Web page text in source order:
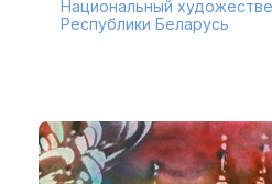
Национальный
Республики Беларусь